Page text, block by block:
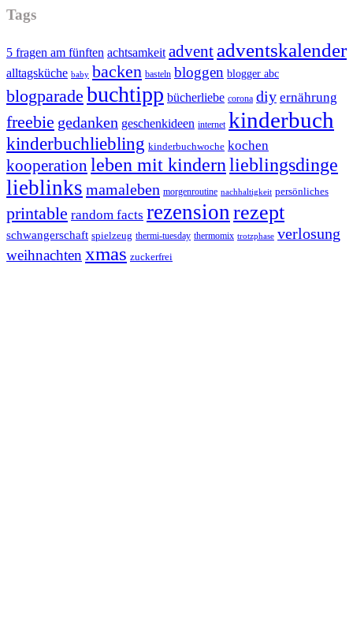
Tags
5 fragen am fünften achtsamkeit advent adventskalender
alltagsküche baby backen basteln bloggen blogger abc
blogparade buchtipp bücherliebe corona diy ernährung
freebie gedanken geschenkideen internet kinderbuch
kinderbuchliebling kinderbuchwoche kochen
kooperation leben mit kindernlieblingsdinge
lieblinks mamaleben morgenroutine nachhaltigkeit persönliches
printable random facts rezension rezept
schwangerschaft spielzeug thermi-tuesday thermomix trotzphase verlosung
weihnachten xmas zuckerfrei